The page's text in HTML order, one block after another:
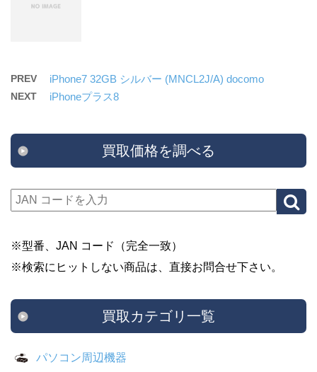
PREV iPhone7 32GB シルバー (MNCL2J/A) docomo
NEXT iPhoneプラス8
買取価格を調べる
※型番、JAN コード（完全一致）
※検索にヒットしない商品は、直接お問合せ下さい。
買取カテゴリ一覧
パソコン周辺機器